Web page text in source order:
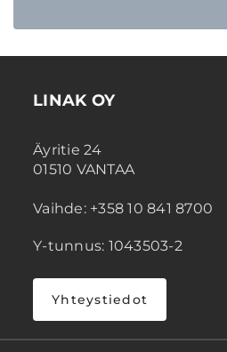
LINAK OY
Äyritie 24
01510 VANTAA
Vaihde: +358 10 841 8700
Y-tunnus: 1043503-2
Yhteystiedot